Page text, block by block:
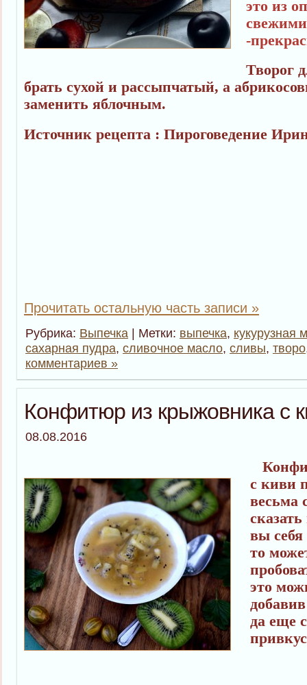
это из
-
Творог
брать сухой и рассыпчатый, а
заменить яблочным.
Источник рецепта : Пироговедение
Прочитать остальную часть записи »
Рубрика: Выпечка | Метки: выпечка, кукурузная
сахарная пудра, сливочное масло, сливы, творо
комментариев »
Конфитюр из крыжовника с
08.08.2016
с киви
весьма
вы себя
то
это
да еще